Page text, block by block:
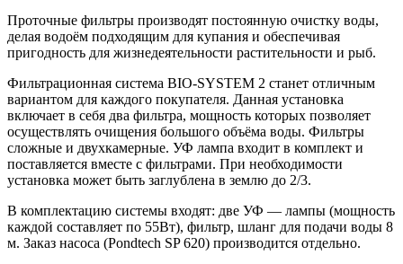
Проточные фильтры производят постоянную очистку воды,
делая водоём подходящим для купания и обеспечивая
пригодность для жизнедеятельности растительности и рыб.
Фильтрационная система BIO-SYSTEM 2 станет отличным
вариантом для каждого покупателя. Данная установка
включает в себя два фильтра, мощность которых позволяет
осуществлять очищения большого объёма воды. Фильтры
сложные и двухкамерные. УФ лампа входит в комплект и
поставляется вместе с фильтрами. При необходимости
установка может быть заглублена в землю до 2/3.
В комплектацию системы входят: две УФ — лампы (мощность
каждой составляет по 55Вт), фильтр, шланг для подачи воды 8
м. Заказ насоса (Pondtech SP 620) производится отдельно.